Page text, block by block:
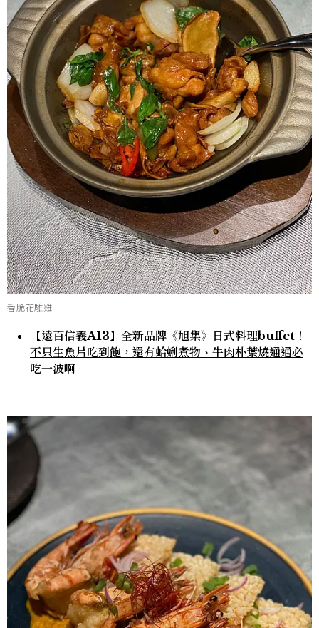
香脆花雕雞
【遠百信義A13】全新品牌《旭集》日式料理buffet！
不只生魚片吃到飽，還有蛤蜊煮物、牛肉朴葉燒通通必
吃一波啊